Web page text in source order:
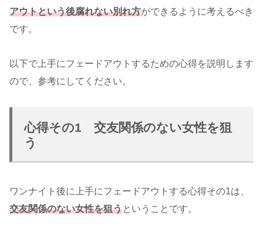
アウトという後腐れない別れ方ができるように考えるべき
です。
以下で上手にフェードアウトするための心得を説明します
ので、参考にしてください。
心得その1 交友関係のない女性を狙
う
ワンナイト後に上手にフェードアウトする心得その1は、
交友関係のない女性を狙うということです。